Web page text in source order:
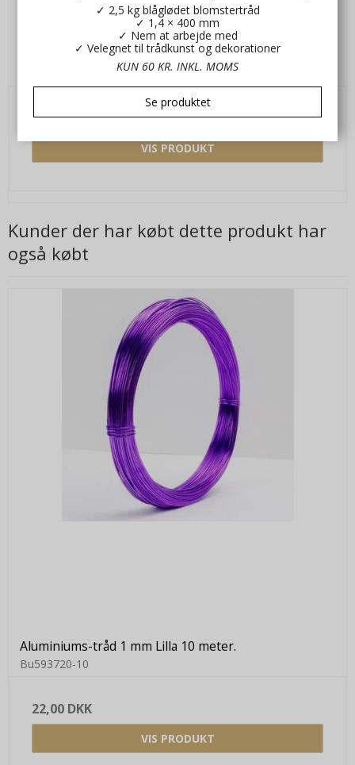
Aluminiums-tråd 1 mm Blå 10 meter.
22,00 DKK
VIS PRODUKT
Kunder der har købt dette produkt har
også købt
Aluminiums-tråd 1 mm Lilla 10 meter.
Bu593720-10
22,00 DKK
VIS PRODUKT
✓ 2,5 kg blåglødet blomstertråd
✓ 1,4 × 400 mm
✓ Nem at arbejde med
✓ Velegnet til trådkunst og dekorationer
KUN 60 KR. INKL. MOMS
Se produktet